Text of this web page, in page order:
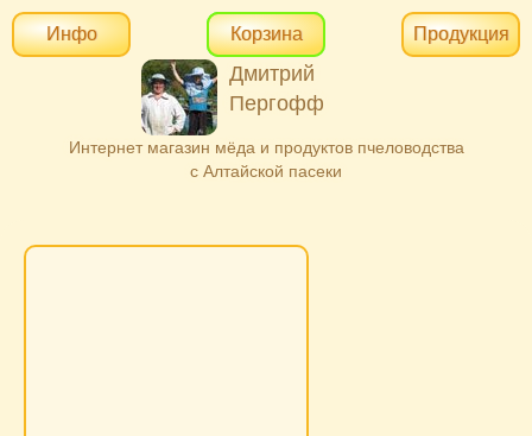
Дмитрий
Пергофф
Интернет магазин мёда и продуктов пчеловодства
с Алтайской пасеки
Инфо Корзина Продукция